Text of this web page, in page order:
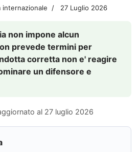
27 Luglio 2026
non impone alcun
prevede termini per
corretta non e' reagire
un difensore e
al 27 luglio 2026